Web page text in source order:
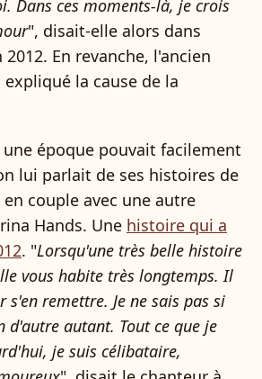
Dans ces moments-là, je crois
", disait-elle alors dans
2012. En revanche, l'ancien
la cause de la
une époque pouvait facilement
lui parlait de ses histoires de
en couple avec une autre
Hands. Une histoire qui a
. "Lorsqu'une très belle histoire
vous habite très longtemps. Il
remettre. Je ne sais pas si
d'autre autant. Tout ce que je
je suis célibataire,